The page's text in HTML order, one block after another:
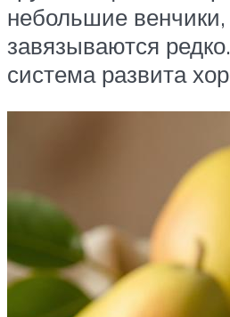
небольшие венчики,
завязываются
система развита